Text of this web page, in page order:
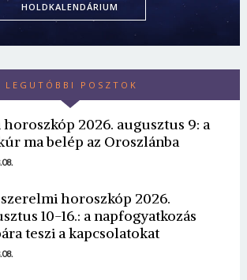
HOLDKALENDÁRIUM
LEGUTÓBBI POSZTOK
horoszkóp 2026. augusztus 9: a
ma belép az Oroszlánba
horoszkóp 2026.
10-16.: a napfogyatkozás
teszi a kapcsolatokat
bejelentkezés
felhasználónév